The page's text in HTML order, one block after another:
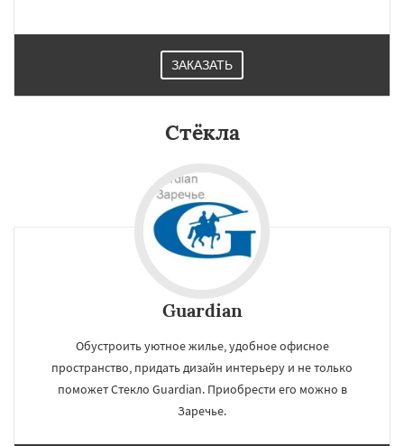
Измайлово Икша
Лесной
Некрасовское
Решетниково Родники Свердловск
Северный Софрино Томилино Тучково
Уваровка Удельная
Фосфоритный
Черусти
ЗАКАЗАТЬ
Стёкла
Guardian
Обустроить уютное жилье, удобное офисное
пространство, придать дизайн интерьеру и не только
поможет Стекло Guardian. Приобрести его можно в
Заречье.